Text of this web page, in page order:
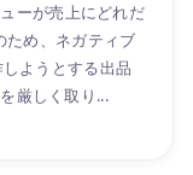
ーが売上にどれだ
ため、ネガティブ
ようとする出品
厳しく取り...